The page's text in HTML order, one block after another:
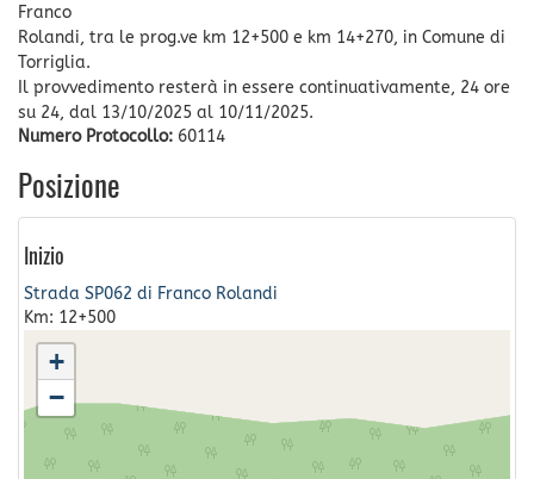
Franco
Rolandi, tra le prog.ve km 12+500 e km 14+270, in Comune di
Torriglia.
Il provvedimento resterà in essere continuativamente, 24 ore
su 24, dal 13/10/2025 al 10/11/2025.
Numero Protocollo: 60114
Posizione
Inizio
Strada SP062 di Franco Rolandi
Km: 12+500
+
−